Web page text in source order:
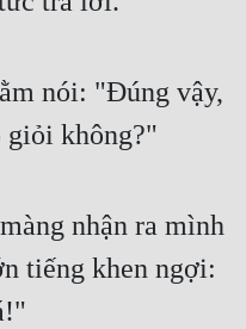
nói: "Đúng vậy,
giỏi không?"
nhận ra mình
tiếng khen ngợi: